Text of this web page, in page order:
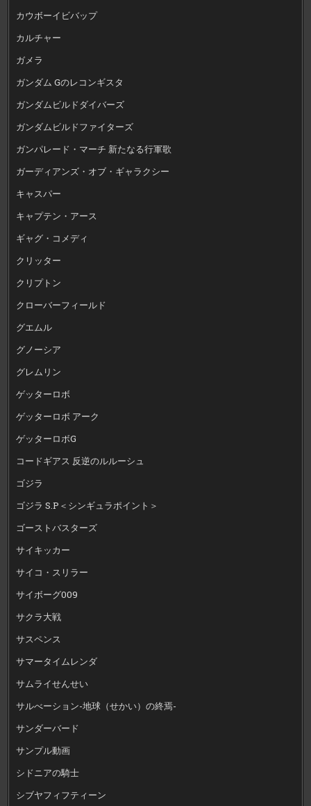
カウボーイビバップ
カルチャー
ガメラ
ガンダム Gのレコンギスタ
ガンダムビルドダイバーズ
ガンダムビルドファイターズ
ガンパレード・マーチ 新たなる行軍歌
ガーディアンズ・オブ・ギャラクシー
キャスパー
キャプテン・アース
ギャグ・コメディ
クリッター
クリプトン
クローバーフィールド
グエムル
グノーシア
グレムリン
ゲッターロボ
ゲッターロボ アーク
ゲッターロボG
コードギアス 反逆のルルーシュ
ゴジラ
ゴジラ S.P＜シンギュラポイント＞
ゴーストバスターズ
サイキッカー
サイコ・スリラー
サイボーグ009
サクラ大戦
サスペンス
サマータイムレンダ
サムライせんせい
サルべーション-地球（せかい）の終焉-
サンダーバード
サンプル動画
シドニアの騎士
シブヤフィフティーン